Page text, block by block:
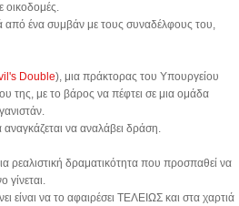
οικοδομές.
από ένα συμβάν με τους συναδέλφους του,
Double), μια πράκτορας του Υπουργείου
της, με το βάρος να πέφτει σε μια ομάδα
να αναλάβει δράση.
ρεαλιστική δραματικότητα που προσπαθεί να
γίνεται.
είναι να το αφαιρέσει ΤΕΛΕΙΩΣ και στα χαρτιά